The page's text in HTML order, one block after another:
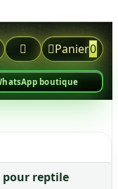
 Panier0
boutique
pour reptile